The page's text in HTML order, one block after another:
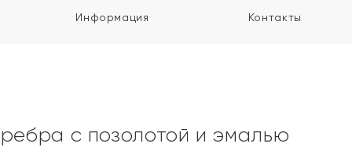
Информация Контакты
с позолотой и эмалью